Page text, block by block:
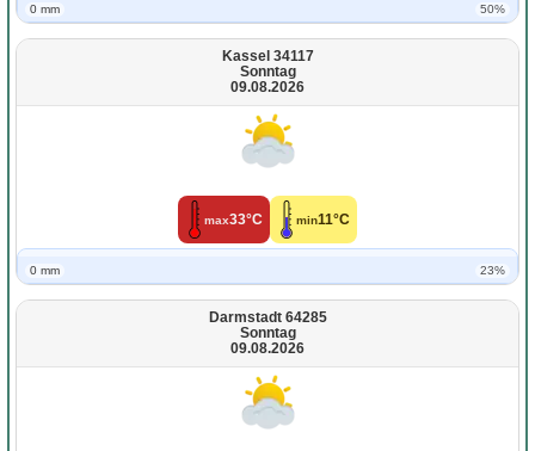
0 mm 50%
Kassel 34117
Sonntag
09.08.2026
max33°C min11°C
0 mm 23%
Darmstadt 64285
Sonntag
09.08.2026